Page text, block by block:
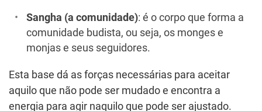
Sangha (a comunidade): é o corpo que forma a
comunidade budista, ou seja, os monges e
monjas e seus seguidores.
Esta base dá as forças necessárias para aceitar
aquilo que não pode ser mudado e encontra a
energia para agir naquilo que pode ser ajustado.